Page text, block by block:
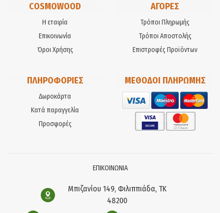
COSMOWOOD
Η εταιρία
Επικοινωνία
Όροι Χρήσης
ΑΓΟΡΕΣ
Τρόποι Πληρωμής
Τρόποι Αποστολής
Επιστροφές Προϊόντων
ΠΛΗΡΟΦΟΡΙΕΣ
Δωροκάρτα
Κατά παραγγελία
Προσφορές
ΜΕΘΟΔΟΙ ΠΛΗΡΩΜΗΣ
ΕΠΙΚΟΙΝΩΝΙΑ
Μπιζανίου 149, Φιλιππιάδα, ΤΚ
48200